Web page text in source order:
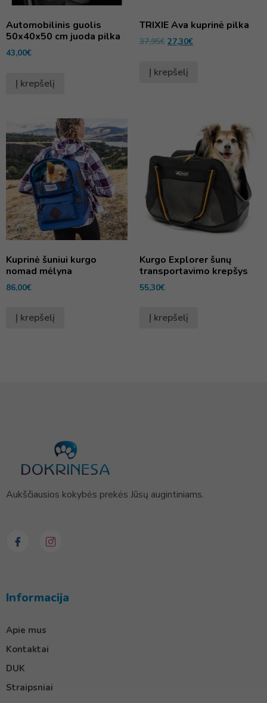
Automobilinis guolis
50x40x50 cm juoda pilka
43,00€
Į krepšelį
TRIXIE Ava kuprinė pilka
37,95€ 27,30€
Į krepšelį
Kuprinė šuniui kurgo
nomad mėlyna
86,00€
Į krepšelį
Kurgo Explorer šunų
transportavimo krepšys
55,30€
Į krepšelį
Aukščiausios kokybės prekės Jūsų augintiniams.
Informacija
Apie mus
Kontaktai
DUK
Straipsniai